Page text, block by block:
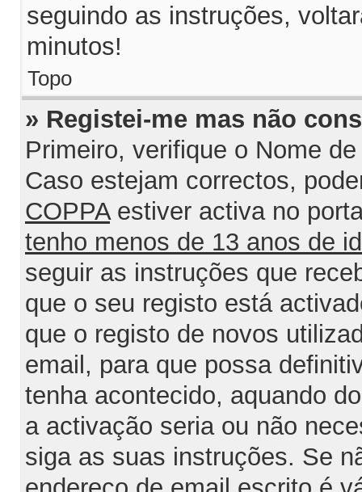
seguindo as instruções,
minutos!
Topo
» Registei-me mas não
Primeiro, verifique o Nome
Caso estejam correctos,
COPPAestiver activa no
tenho menos de 13 anos de
seguir as instruções que
que o seu registo está
que o registo de novos
email, para que possa
tenha acontecido, aquando
a activação seria ou não
siga as suas instruções. Se